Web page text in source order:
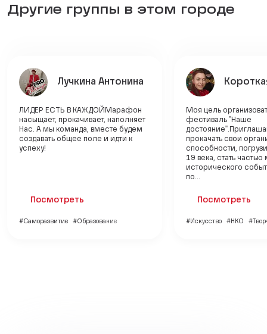
Другие группы в этом городе
Лучкина Антонина
ЛИДЕР ЕСТЬ В КАЖДОЙМарафон
насыщает, прокачивает, наполняет
Нас. А мы команда, вместе будем
создавать общее поле и идти к
успеху!
Посмотреть
#Саморазвитие #Образование
Моя цель
фестиваль "Наше
прокачать свои
способности,
19 века, стать
исторического
по...
Посмотреть
#Искусство #НКО